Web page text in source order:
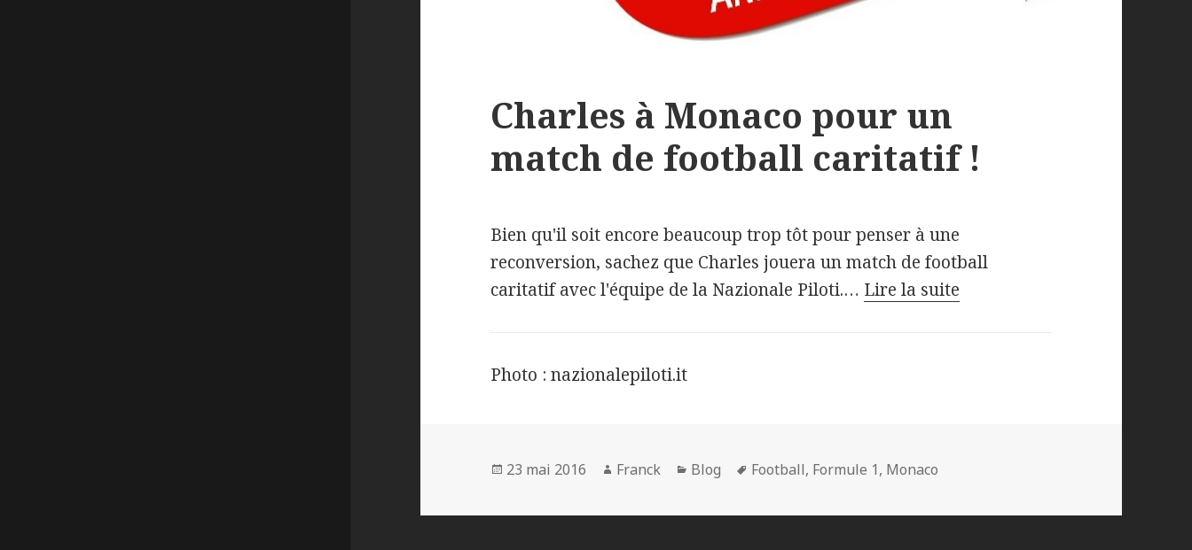
Charles à Monaco pour un
match de football caritatif !
Bien qu'il soit encore beaucoup trop tôt pour penser à une
reconversion, sachez que Charles jouera un match de football
caritatif avec l'équipe de la Nazionale Piloti.… Lire la suite
Photo : nazionalepiloti.it
Publié
23 mai 2016 Auteur
Franck Catégories
Blog
Mots-
Football, Formule 1, Monaco